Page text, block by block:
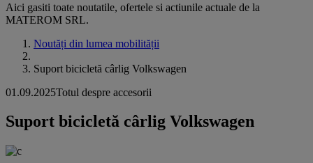
Aici gasiti toate noutatile, ofertele si actiunile actuale de la
MATEROM SRL.
Noutăți din lumea mobilității
Suport bicicletă cârlig Volkswagen
01.09.2025Totul despre accesorii
Suport bicicletă cârlig Volkswagen